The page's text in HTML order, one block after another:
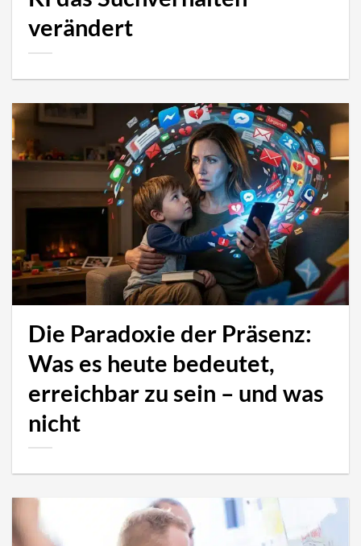
verändert
Die Paradoxie der Präsenz:
Was es heute bedeutet,
erreichbar zu sein – und was
nicht